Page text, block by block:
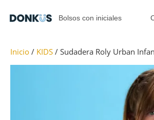
Bolsos con iniciales
Inicio / KIDS / Sudadera Roly Urban